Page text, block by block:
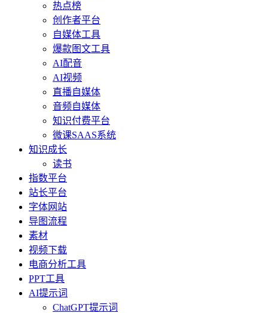
热点榜
创作者平台
自媒体工具
爆款图文工具
AI配音
AI视频
直播自媒体
音频自媒体
知识付费平台
微课SAAS系统
知识成长
读书
指数平台
站长平台
字体网站
导图流程
素材
视频下载
电商分析工具
PPT工具
AI提示词
ChatGPT提示词